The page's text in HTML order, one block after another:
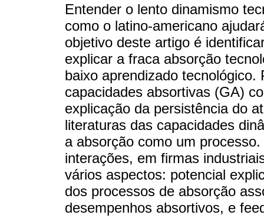
Entender o lento dinamismo
como o latino-americano
objetivo deste artigo é
explicar a fraca absorção
baixo aprendizado
capacidades absortivas (GA)
explicação da persistência do
literaturas das capacidades
a absorção como um
interações, em firmas
vários aspectos: potencial
dos processos de absorção
desempenhos absortivos, e